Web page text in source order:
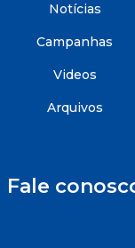
Notícias
Campanhas
Videos
Arquivos
Fale